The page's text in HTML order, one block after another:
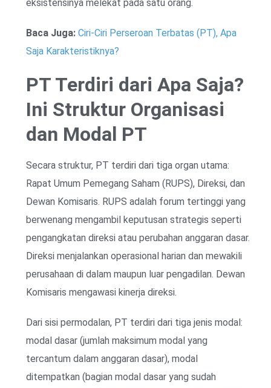
eksistensinya melekat pada satu orang.
Baca Juga: Ciri-Ciri Perseroan Terbatas (PT), Apa
Saja Karakteristiknya?
PT Terdiri dari Apa Saja?
Ini Struktur Organisasi
dan Modal PT
Secara struktur, PT terdiri dari tiga organ utama:
Rapat Umum Pemegang Saham (RUPS), Direksi, dan
Dewan Komisaris. RUPS adalah forum tertinggi yang
berwenang mengambil keputusan strategis seperti
pengangkatan direksi atau perubahan anggaran dasar.
Direksi menjalankan operasional harian dan mewakili
perusahaan di dalam maupun luar pengadilan. Dewan
Komisaris mengawasi kinerja direksi.
Dari sisi permodalan, PT terdiri dari tiga jenis modal:
modal dasar (jumlah maksimum modal yang
tercantum dalam anggaran dasar), modal
ditempatkan (bagian modal dasar yang sudah